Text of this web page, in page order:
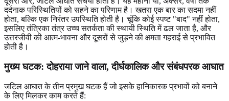
दर्दनाक परिस्थितियों को सहने का परिणाम है। खतरा एक बार का सदमा नहीं
होता, बल्कि एक निरंतर उपस्थिति होती है। चूंकि कोई स्पष्ट "बाद" नहीं होता,
इसलिए तंत्रिका तंत्र उच्च सतर्कता की स्थायी स्थिति में ढल जाता है, और
उत्तरजीवी की आत्म-भावना और दूसरों से जुड़ने की क्षमता गहराई से प्रभावित
होती है।
मुख्य घटक: दोहराया जाने वाला, दीर्घकालिक और संबंधपरक आघात
जटिल आघात के तीन प्रमुख घटक हैं जो इसके हानिकारक प्रभावों को बनाने
के लिए मिलकर काम करते हैं: